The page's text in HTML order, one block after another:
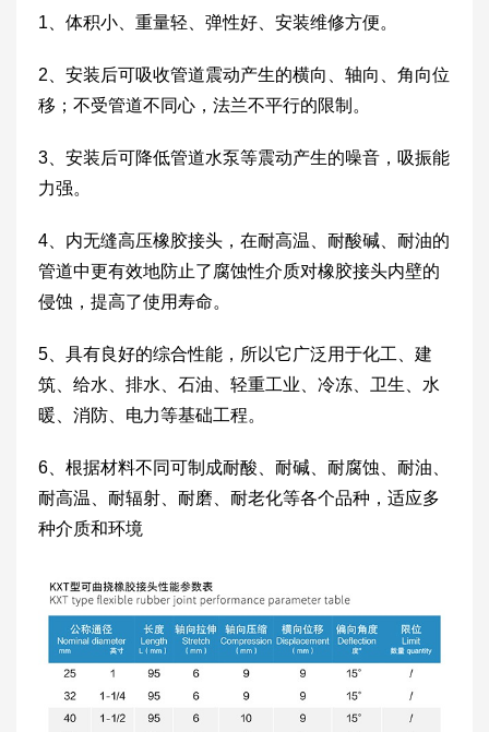
1、体积小、重量轻、弹性好、安装维修方便。
2、安装后可吸收管道震动产生的横向、轴向、角向位
移；不受管道不同心，法兰不平行的限制。
3、安装后可降低管道水泵等震动产生的噪音，吸振能
力强。
4、内无缝高压橡胶接头，在耐高温、耐酸碱、耐油的
管道中更有效地防止了腐蚀性介质对橡胶接头内壁的
侵蚀，提高了使用寿命。
5、具有良好的综合性能，所以它广泛用于化工、建
筑、给水、排水、石油、轻重工业、冷冻、卫生、水
暖、消防、电力等基础工程。
6、根据材料不同可制成耐酸、耐碱、耐腐蚀、耐油、
耐高温、耐辐射、耐磨、耐老化等各个品种，适应多
种介质和环境